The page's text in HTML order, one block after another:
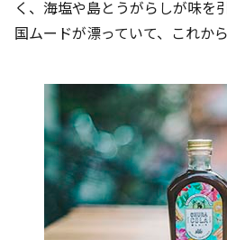
く、海塩や島とうがらしが味を
国ムードが漂っていて、これか